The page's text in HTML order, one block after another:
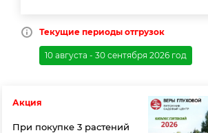
Текущие периоды отгрузок
10 августа - 30 сентября 2026 год
Акция
При покупке 3 растений